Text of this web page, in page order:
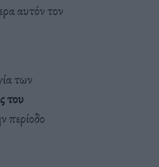
αυτόν τον
των
του
περίοδο